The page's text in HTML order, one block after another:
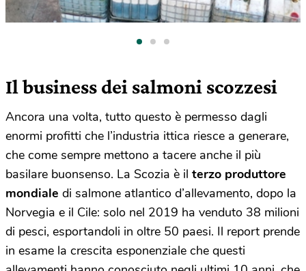
Il business dei salmoni scozzesi
Ancora una volta, tutto questo è permesso dagli
enormi profitti che l’industria ittica riesce a generare,
che come sempre mettono a tacere anche il più
basilare buonsenso. La Scozia è il terzo produttore
mondiale di salmone atlantico d’allevamento, dopo la
Norvegia e il Cile: solo nel 2019 ha venduto 38 milioni
di pesci, esportandoli in oltre 50 paesi. Il report prende
in esame la crescita esponenziale che questi